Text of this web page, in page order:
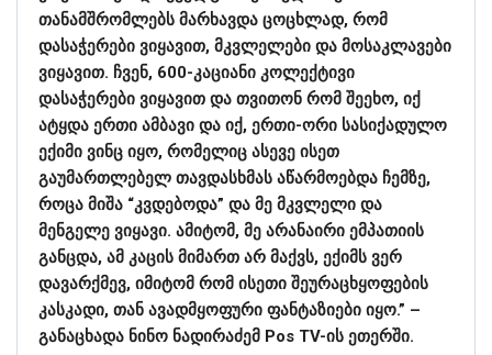
თანამშრომლებს მარხავდა ცოცხლად, რომ
დასაჭერები ვიყავით, მკვლელები და მოსაკლავები
ვიყავით. ჩვენ, 600-კაციანი კოლექტივი
დასაჭერები ვიყავით და თვითონ რომ შეეხო, იქ
ატყდა ერთი ამბავი და იქ, ერთი-ორი სასიქადულო
ექიმი ვინც იყო, რომელიც ასევე ისეთ
გაუმართლებელ თავდასხმას აწარმოებდა ჩემზე,
როცა მიშა “კვდებოდა” და მე მკვლელი და
მენგელე ვიყავი. ამიტომ, მე არანაირი ემპათიის
განცდა, ამ კაცის მიმართ არ მაქვს, ექიმს ვერ
დავარქმევ, იმიტომ რომ ისეთი შეურაცხყოფების
კასკადი, თან ავადმყოფური ფანტაზიები იყო.” –
განაცხადა ნინო ნადირაძემ Pos TV-ის ეთერში.